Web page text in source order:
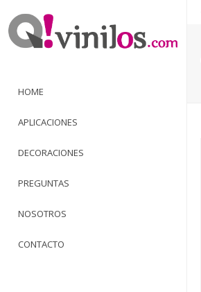
HOME
APLICACIONES
DECORACIONES
PREGUNTAS
NOSOTROS
CONTACTO